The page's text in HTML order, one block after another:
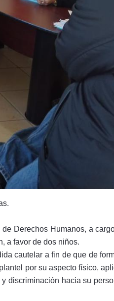
Derechos Humanos, a
a favor de dos niños.
cautelar a fin de que de
por su aspecto físico,
discriminación hacia su